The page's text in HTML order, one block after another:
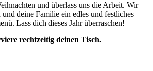
und überlass uns die Arbeit. Wir
deine Familie ein edles und festliches
Lass dich dieses Jahr überraschen!
rechtzeitig deinen Tisch.